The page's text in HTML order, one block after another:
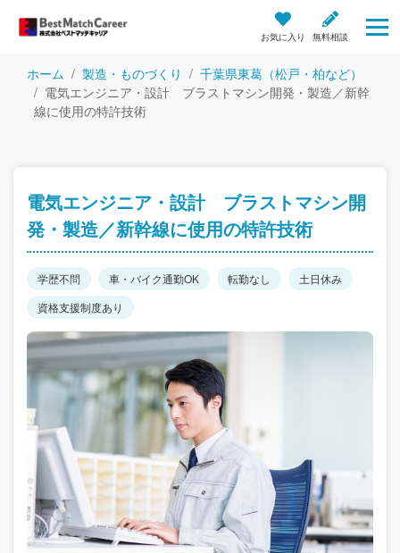
お気に入り 無料相談
ホーム 製造・ものづくり
千葉県東葛（松戸・柏など）
電気エンジニア・設計 ブラストマシン開発・製造／新幹
線に使用の特許技術
電気エンジニア・設計 ブラストマシン開
発・製造／新幹線に使用の特許技術
学歴不問 車・バイク通勤OK 転勤なし
土日休み
資格支援制度あり